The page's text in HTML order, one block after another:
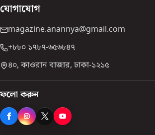
যোগাযোগ
magazine.anannya@gmail.com
+৮৮০ ১৭৮৭-৬৫৬৮৪৭
৪০, কাওরান বাজার, ঢাকা-১২১৫
ফলো করুন